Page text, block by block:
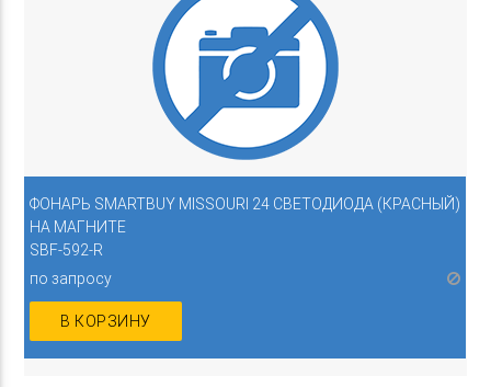
ФОНАРЬ SMARTBUY MISSOURI 24 СВЕТОДИОДА (КРАСНЫЙ)
НА МАГНИТЕ
SBF-592-R
по запросу
В КОРЗИНУ